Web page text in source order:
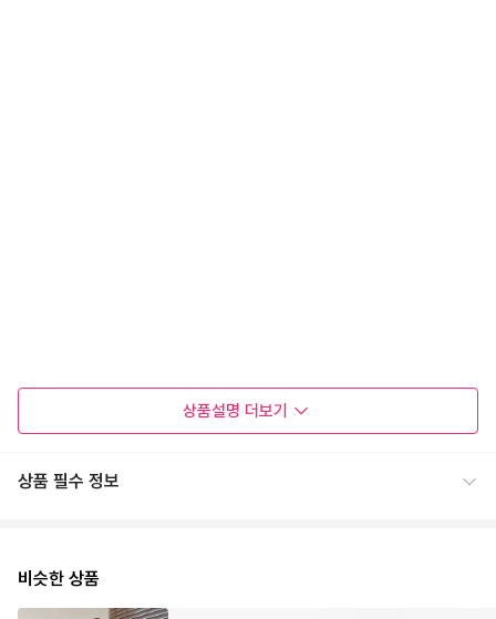
상품설명 더보기
상품 필수 정보
비슷한 상품